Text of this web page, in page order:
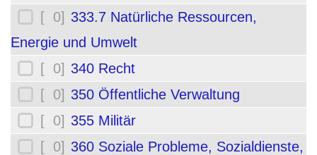
[ 0] 333.7 Natürliche Ressourcen,
Energie und Umwelt
[ 0] 340 Recht
[ 0] 350 Öffentliche Verwaltung
[ 0] 355 Militär
[ 0] 360 Soziale Probleme, Sozialdienste,